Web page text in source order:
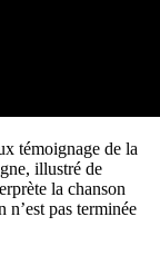
témoignage de la
illustré de
la chanson
pas terminée